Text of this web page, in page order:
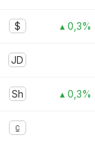
$ ▴ 0,3%
JD
Sh ▴ 0,3%
⃀